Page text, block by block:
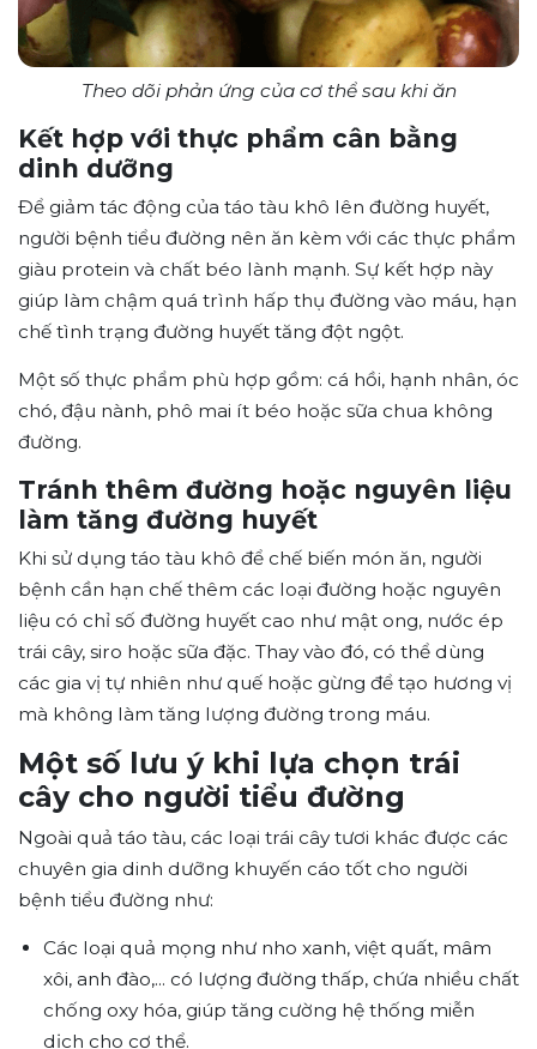
Theo dõi phản ứng của cơ thể sau khi ăn
Kết hợp với thực phẩm cân bằng
dinh dưỡng
Để giảm tác động của táo tàu khô lên đường huyết,
người bệnh tiểu đường nên ăn kèm với các thực phẩm
giàu protein và chất béo lành mạnh. Sự kết hợp này
giúp làm chậm quá trình hấp thụ đường vào máu, hạn
chế tình trạng đường huyết tăng đột ngột.
Một số thực phẩm phù hợp gồm: cá hồi, hạnh nhân, óc
chó, đậu nành, phô mai ít béo hoặc sữa chua không
đường.
Tránh thêm đường hoặc nguyên liệu
làm tăng đường huyết
Khi sử dụng táo tàu khô để chế biến món ăn, người
bệnh cần hạn chế thêm các loại đường hoặc nguyên
liệu có chỉ số đường huyết cao như mật ong, nước ép
trái cây, siro hoặc sữa đặc. Thay vào đó, có thể dùng
các gia vị tự nhiên như quế hoặc gừng để tạo hương vị
mà không làm tăng lượng đường trong máu.
Một số lưu ý khi lựa chọn trái
cây cho người tiểu đường
Ngoài quả táo tàu, các loại trái cây tươi khác được các
chuyên gia dinh dưỡng khuyến cáo tốt cho người
bệnh tiểu đường như:
Các loại quả mọng như nho xanh, việt quất, mâm
xôi, anh đào,... có lượng đường thấp, chứa nhiều chất
chống oxy hóa, giúp tăng cường hệ thống miễn
dịch cho cơ thể.